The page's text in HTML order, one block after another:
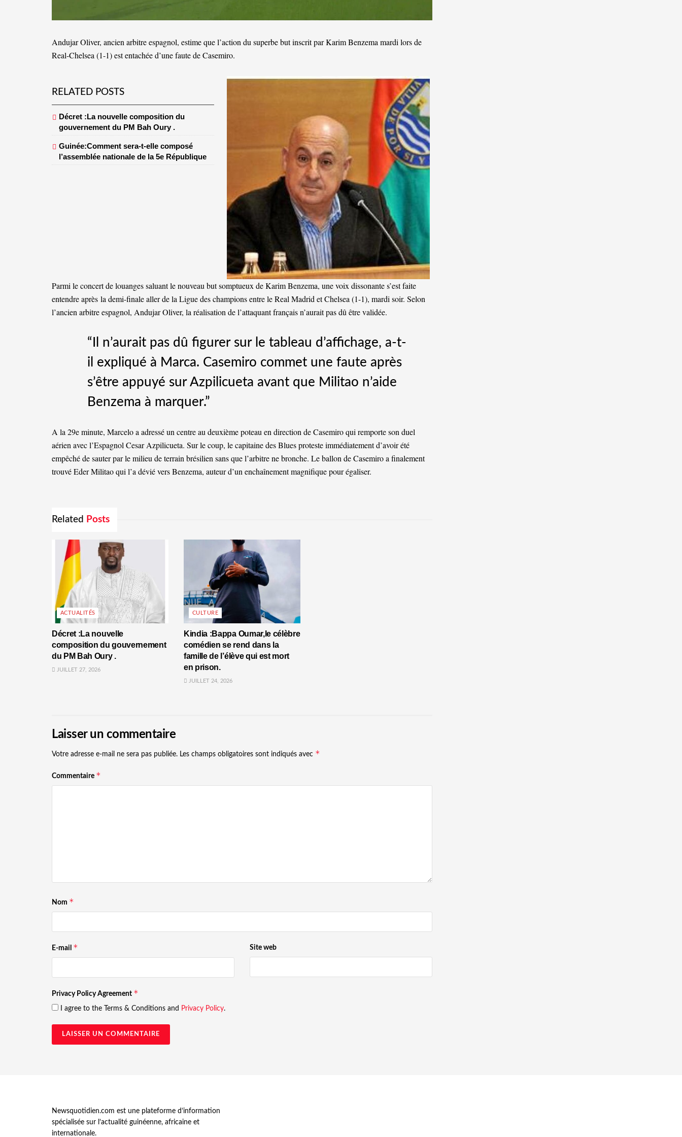
Andujar Oliver, ancien arbitre espagnol, estime que l’action du superbe but inscrit par Karim Benzema mardi lors de
Real-Chelsea (1-1) est entachée d’une faute de Casemiro.
RELATED POSTS
Décret :La nouvelle composition du
gouvernement du PM Bah Oury .
Guinée:Comment sera-t-elle composé
l’assemblée nationale de la 5e République
Parmi le concert de louanges saluant le nouveau but somptueux de Karim Benzema, une voix dissonante s’est faite
entendre après la demi-finale aller de la Ligue des champions entre le Real Madrid et Chelsea (1-1), mardi soir. Selon
l’ancien arbitre espagnol, Andujar Oliver, la réalisation de l’attaquant français n’aurait pas dû être validée.
“Il n’aurait pas dû figurer sur le tableau d’affichage, a-t-
il expliqué à Marca. Casemiro commet une faute après
s’être appuyé sur Azpilicueta avant que Militao n’aide
Benzema à marquer.”
A la 29e minute, Marcelo a adressé un centre au deuxième poteau en direction de Casemiro qui remporte son duel
aérien avec l’Espagnol Cesar Azpilicueta. Sur le coup, le capitaine des Blues proteste immédiatement d’avoir été
empêché de sauter par le milieu de terrain brésilien sans que l’arbitre ne bronche. Le ballon de Casemiro a finalement
trouvé Eder Militao qui l’a dévié vers Benzema, auteur d’un enchaînement magnifique pour égaliser.
Related Posts
ACTUALITÉS
Décret :La nouvelle
composition du gouvernement
du PM Bah Oury .
JUILLET 27, 2026
CULTURE
Kindia :Bappa Oumar,le célèbre
comédien se rend dans la
famille de l’élève qui est mort
en prison.
JUILLET 24, 2026
Laisser un commentaire
Votre adresse e-mail ne sera pas publiée. Les champs obligatoires sont indiqués avec *
Commentaire *
Nom *
E-mail * Site web
Privacy Policy Agreement *
I agree to the Terms & Conditions and Privacy Policy.
Newsquotidien.com est une plateforme d’information
spécialisée sur l’actualité guinéenne, africaine et
internationale.